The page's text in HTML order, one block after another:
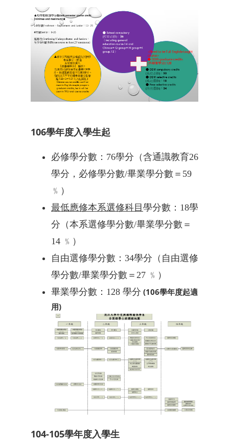
106學年度入學生起
必修學分數： 76學分（含通識教育26
學分，必修學分數/畢業學分數＝ 59
﹪）
最低應修本系選修科目學分數： 18學
分（本系選修學分數/畢業學分數＝
14 ﹪）
自由選修學分數： 34學分（自由選修
學分數/畢業學分數＝ 27 ﹪）
畢業學分數： 128 學分 (106學年度起適
用)
104-105學年度入學生